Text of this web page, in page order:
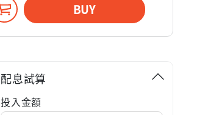
BUY
配息試算
投入金額